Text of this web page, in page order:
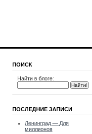
ПОИСК
Найти в блоге:
ПОСЛЕДНИЕ ЗАПИСИ
Ленинград — Для
миллионов